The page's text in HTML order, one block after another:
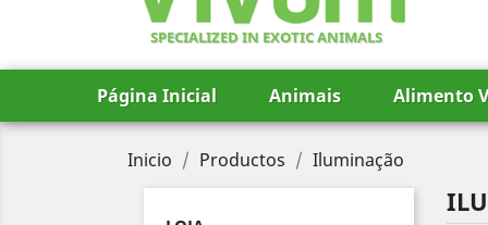
SPECIALIZED IN EXOTIC ANIMALS
Página Inicial Animais Alimento
Inicio Productos Iluminação